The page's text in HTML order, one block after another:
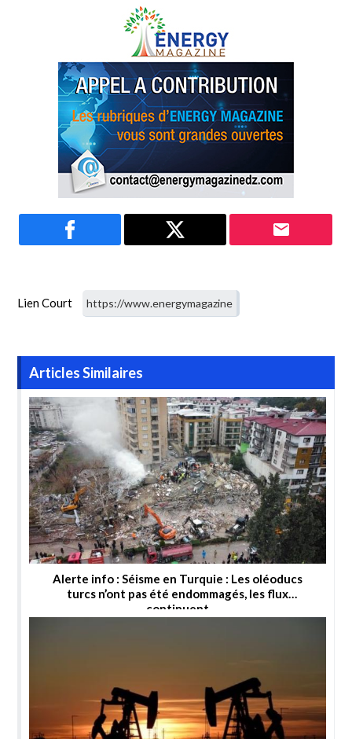
Lien Court
Articles Similaires
Alerte info : Séisme en Turquie : Les oléoducs
turcs n’ont pas été endommagés, les flux
continuent